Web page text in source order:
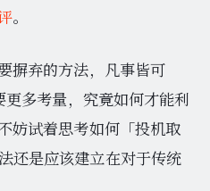
。
摒弃的方法，凡事皆可
多考量，究竟如何才能利
妨试着思考如何「投机取
是应该建立在对于传统